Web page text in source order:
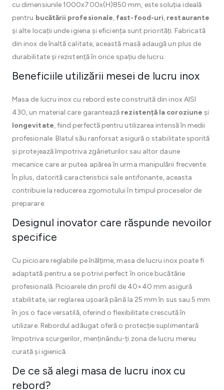
cu dimensiunile 1000x700x(H)850 mm, este soluția ideală
pentru bucătării profesionale, fast-food-uri, restaurante
și alte locații unde igiena și eficiența sunt priorități. Fabricată
din inox de înaltă calitate, această masă adaugă un plus de
durabilitate și rezistență în orice spațiu de lucru.
Beneficiile utilizării mesei de lucru inox
Masa de lucru inox cu rebord este construită din inox AISI
430, un material care garantează rezistență la coroziune și
longevitate, fiind perfectă pentru utilizarea intensă în medii
profesionale. Blatul său ranforsat asigură o stabilitate sporită
și protejează împotriva zgârieturilor sau altor daune
mecanice care ar putea apărea în urma manipulării frecvente.
În plus, datorită caracteristicii sale antifonante, aceasta
contribuie la reducerea zgomotului în timpul proceselor de
preparare.
Designul inovator care răspunde nevoilor
specifice
Cu picioare reglabile pe înălțime, masa de lucru inox poate fi
adaptată pentru a se potrivi perfect în orice bucătărie
profesională. Picioarele din profil de 40×40 mm asigură
stabilitate, iar reglarea ușoară până la 25 mm în sus sau 5 mm
în jos o face versatilă, oferind o flexibilitate crescută în
utilizare. Rebordul adăugat oferă o protecție suplimentară
împotriva scurgerilor, menținându-ți zona de lucru mereu
curată și igienică.
De ce să alegi masa de lucru inox cu
rebord?